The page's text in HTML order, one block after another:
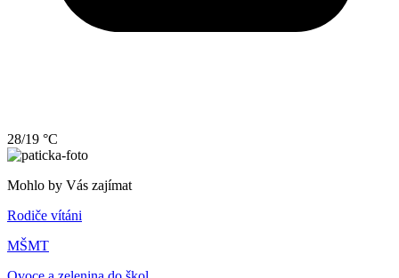
28/19 °C
Mohlo by Vás zajímat
Rodiče vítáni
MŠMT